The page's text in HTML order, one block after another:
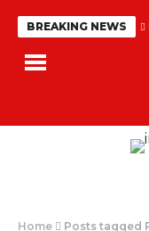
BREAKING NEWS
Home Posts tagged